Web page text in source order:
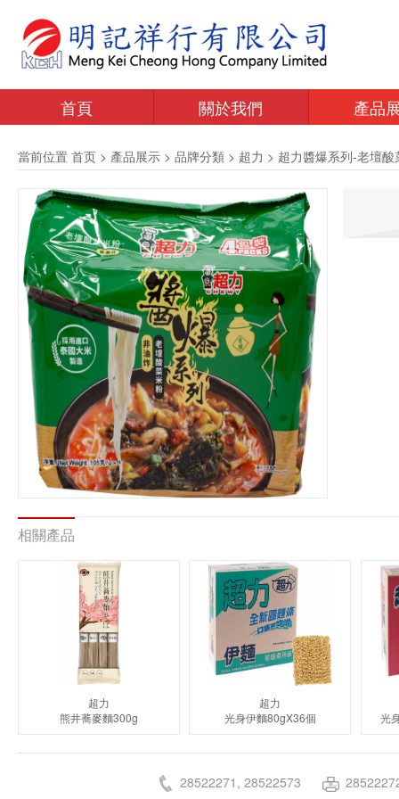
首頁 關於我們 產品
當前位置 首页 > 產品展示 > 品牌分類 > 超力 > 超力醬爆系列-老壇酸
相關產品
超力
熊井蕎麥麵300g
超力
光身伊麵80gX36個
光
28522271, 28522573